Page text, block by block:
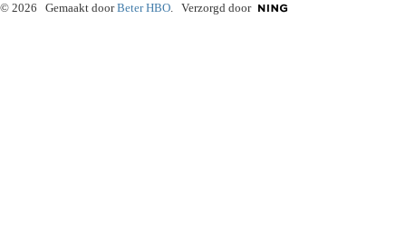
© 2026 Gemaakt doorBeter HBO. Verzorgd door